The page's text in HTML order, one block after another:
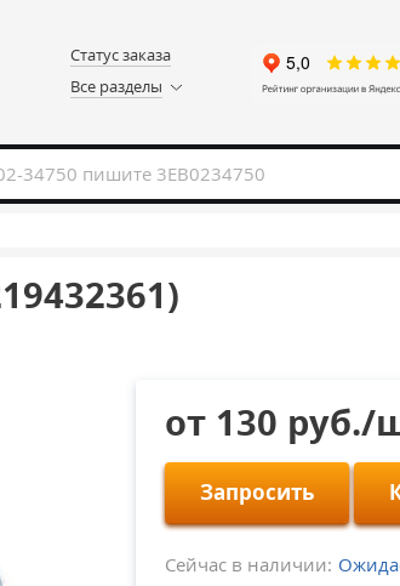
Статус заказа
Все разделы
от 130 руб./
Запросить
Сейчас в наличии: